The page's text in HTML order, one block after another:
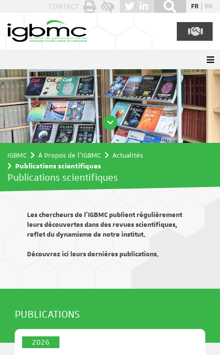
CONTACT FR EN
IGBMC À Propos de l'IGBMC
Actualités
Publications scientifiques
Publications scientifiques
Les chercheurs de l’IGBMC publient régulièrement
leurs découvertes dans des revues scientifiques,
reflet du dynamisme de notre institut.
Découvrez ici leurs dernières publications.
PUBLICATIONS
2026
Panneau de gestion des cookies